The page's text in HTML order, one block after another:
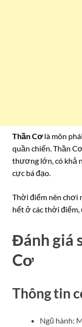
Thần Cơlà môn
quần chiến. Thần
thương lớn, có khả
cực bá đạo.
Thời điểm nên chơi
hết ở các thời điểm,
Đánh giá
Cơ
Thông tin
Ngũ hành: